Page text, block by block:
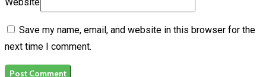
Save my name, email, and website in this browser for the
next time I comment.